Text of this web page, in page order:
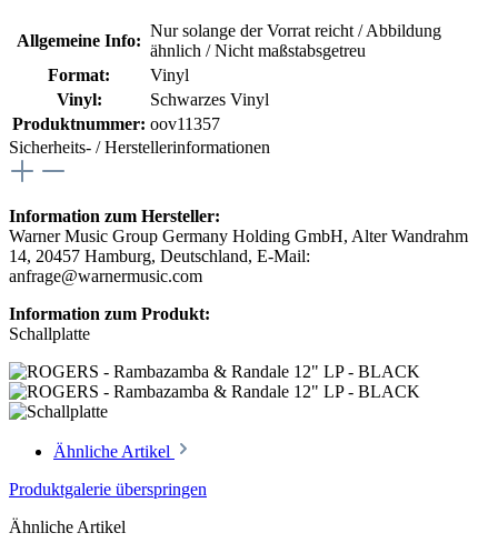
Allgemeine Info:
Nur solange der Vorrat reicht / Abbildung
ähnlich / Nicht maßstabsgetreu
Format:
Vinyl
Vinyl:
Schwarzes Vinyl
Produktnummer: oov11357
Sicherheits- / Herstellerinformationen
Information zum Hersteller:
Warner Music Group Germany Holding GmbH, Alter Wandrahm
14, 20457 Hamburg, Deutschland, E-Mail:
anfrage@warnermusic.com
Information zum Produkt:
Schallplatte
Ähnliche Artikel
Produktgalerie überspringen
Ähnliche Artikel